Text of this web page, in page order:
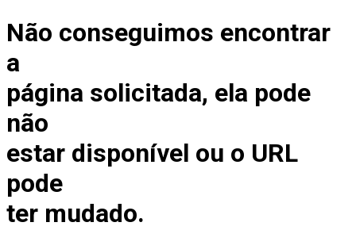
Não conseguimos encontrar
a
página solicitada, ela pode
não
estar disponível ou o URL
pode
ter mudado.